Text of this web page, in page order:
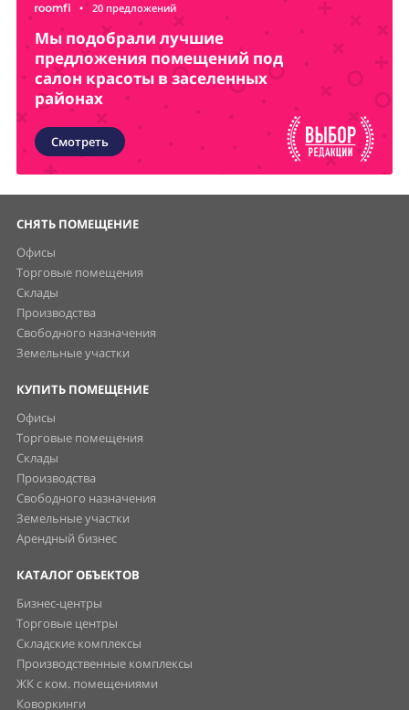
• 20 предложений
Мы подобрали лучшие
предложения помещений под
салон красоты в заселенных
районах
Смотреть
СНЯТЬ ПОМЕЩЕНИЕ
Офисы
Торговые помещения
Склады
Производства
Свободного назначения
Земельные участки
КУПИТЬ ПОМЕЩЕНИЕ
Офисы
Торговые помещения
Склады
Производства
Свободного назначения
Земельные участки
Арендный бизнес
КАТАЛОГ ОБЪЕКТОВ
Бизнес-центры
Торговые центры
Складские комплексы
Производственные комплексы
ЖК с ком. помещениями
Коворкинги